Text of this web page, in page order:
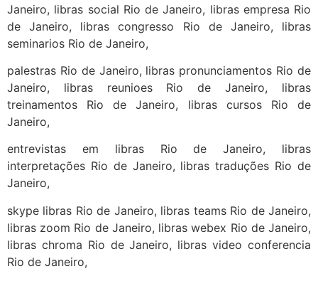
Janeiro, libras social Rio de Janeiro, libras empresa Rio
de Janeiro, libras congresso Rio de Janeiro, libras
seminarios Rio de Janeiro,
palestras Rio de Janeiro, libras pronunciamentos Rio de
Janeiro, libras reunioes Rio de Janeiro, libras
treinamentos Rio de Janeiro, libras cursos Rio de
Janeiro,
entrevistas em libras Rio de Janeiro, libras
interpretações Rio de Janeiro, libras traduções Rio de
Janeiro,
skype libras Rio de Janeiro, libras teams Rio de Janeiro,
libras zoom Rio de Janeiro, libras webex Rio de Janeiro,
libras chroma Rio de Janeiro, libras video conferencia
Rio de Janeiro,